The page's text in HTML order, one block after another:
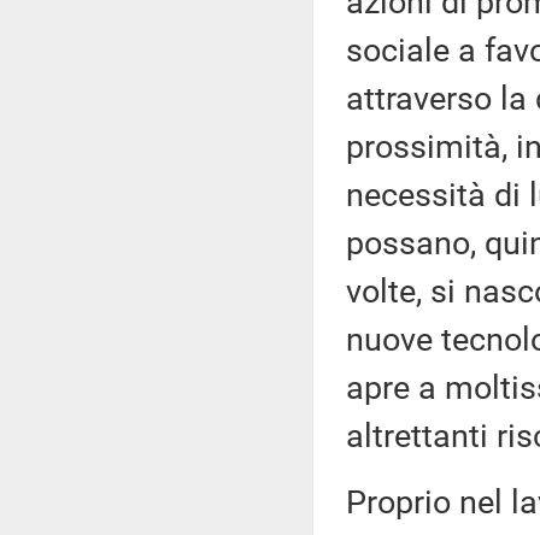
sociale a
attraverso la
prossimità,
necessità di
possano,
volte, si
nuove
apre a
altrettanti
Proprio nel